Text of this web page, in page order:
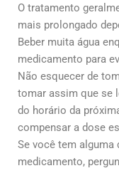
O tratamento
mais prolongado
Beber muita água
medicamento para
Não esquecer de
tomar assim que se
do horário da
compensar a dose
Se você tem
medicamento,